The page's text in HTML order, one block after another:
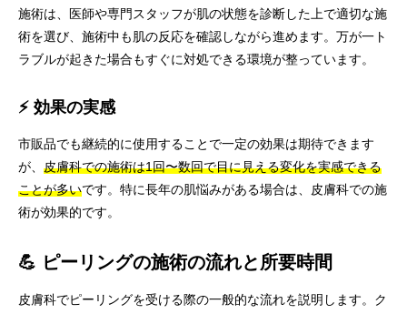
施術は、医師や専門スタッフが肌の状態を診断した上で適切な施
術を選び、施術中も肌の反応を確認しながら進めます。万が一ト
ラブルが起きた場合もすぐに対処できる環境が整っています。
⚡ 効果の実感
市販品でも継続的に使用することで一定の効果は期待できます
が、 皮膚科での施術は1回〜数回で目に見える変化を実感できる
ことが多いです。特に長年の肌悩みがある場合は、皮膚科での施
術が効果的です。
💪 ピーリングの施術の流れと所要時間
皮膚科でピーリングを受ける際の一般的な流れを説明します。ク